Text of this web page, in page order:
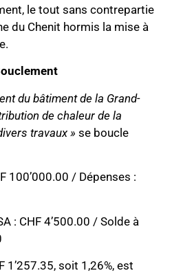
le tout sans contrepartie
du Chenit hormis la mise à
du bâtiment de la Grand-
de chaleur de la
travaux » se boucle
100’000.00 / Dépenses :
: CHF 4’500.00 / Solde à
1’257.35, soit 1,26%, est